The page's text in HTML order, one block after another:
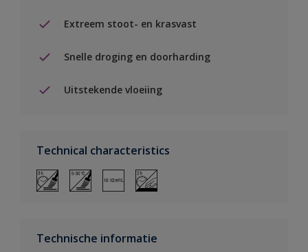
Extreem stoot- en krasvast
Snelle droging en doorharding
Uitstekende vloeiing
Technical characteristics
Technische informatie